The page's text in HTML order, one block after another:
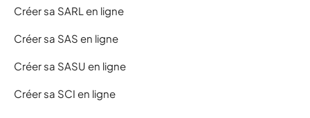
Créer sa SARL en ligne
Créer sa SAS en ligne
Créer sa SASU en ligne
Créer sa SCI en ligne